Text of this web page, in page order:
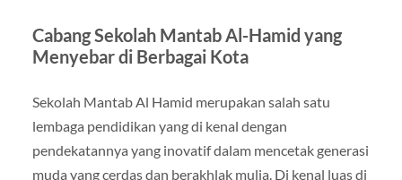
Cabang Sekolah Mantab Al-Hamid yang
Menyebar di Berbagai Kota
Sekolah Mantab Al Hamid merupakan salah satu
lembaga pendidikan yang di kenal dengan
pendekatannya yang inovatif dalam mencetak generasi
muda yang cerdas dan berakhlak mulia. Di kenal luas di